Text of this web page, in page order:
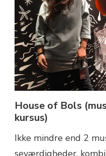
House of Bols
kursus)
Ikke mindre end 2
seværdigheder,